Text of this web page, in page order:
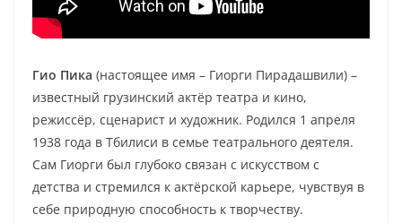
Гио Пика (настоящее имя – Гиорги Пирадашвили) –
известный грузинский актёр театра и кино,
режиссёр, сценарист и художник. Родился 1 апреля
1938 года в Тбилиси в семье театрального деятеля.
Сам Гиорги был глубоко связан с искусством с
детства и стремился к актёрской карьере, чувствуя в
себе природную способность к творчеству.